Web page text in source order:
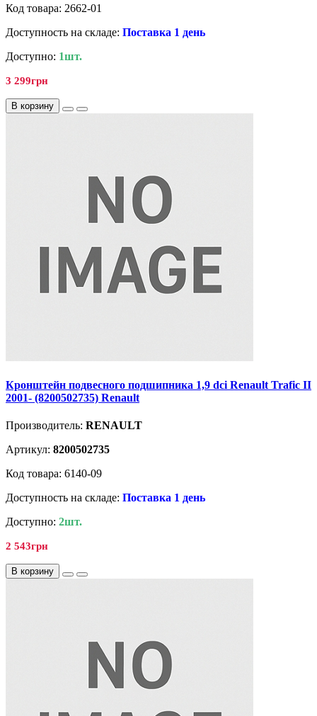
Код товара: 2662-01
Доступность на складе: Поставка 1 день
Доступно: 1шт.
3 299грн
В корзину
Кронштейн подвесного подшипника 1,9 dci Renault Trafic II
2001- (8200502735) Renault
Производитель: RENAULT
Артикул: 8200502735
Код товара: 6140-09
Доступность на складе: Поставка 1 день
Доступно: 2шт.
2 543грн
В корзину